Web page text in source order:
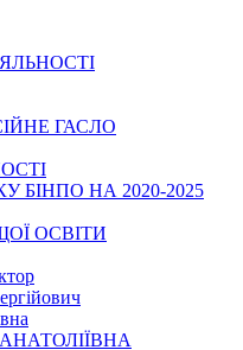
ГАСЛО
БІНПО НА 2020-2025
ОСВІТИ